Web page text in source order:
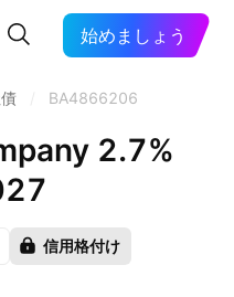
始めましょう
BA4866206
2.7%
信用格付け